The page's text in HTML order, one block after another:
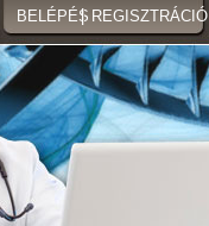
BELÉPÉS REGISZTRÁCIÓ